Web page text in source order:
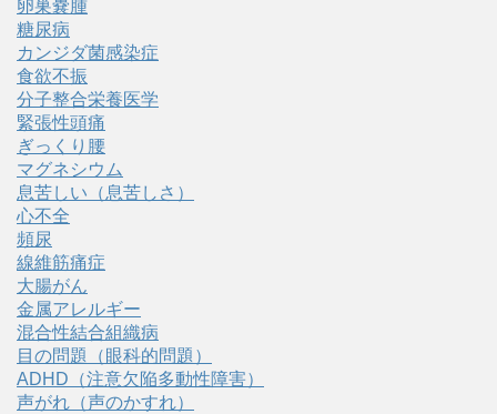
卵巣嚢腫
糖尿病
カンジダ菌感染症
食欲不振
分子整合栄養医学
緊張性頭痛
ぎっくり腰
マグネシウム
息苦しい（息苦しさ）
心不全
頻尿
線維筋痛症
大腸がん
金属アレルギー
混合性結合組織病
目の問題（眼科的問題）
ADHD（注意欠陥多動性障害）
声がれ（声のかすれ）